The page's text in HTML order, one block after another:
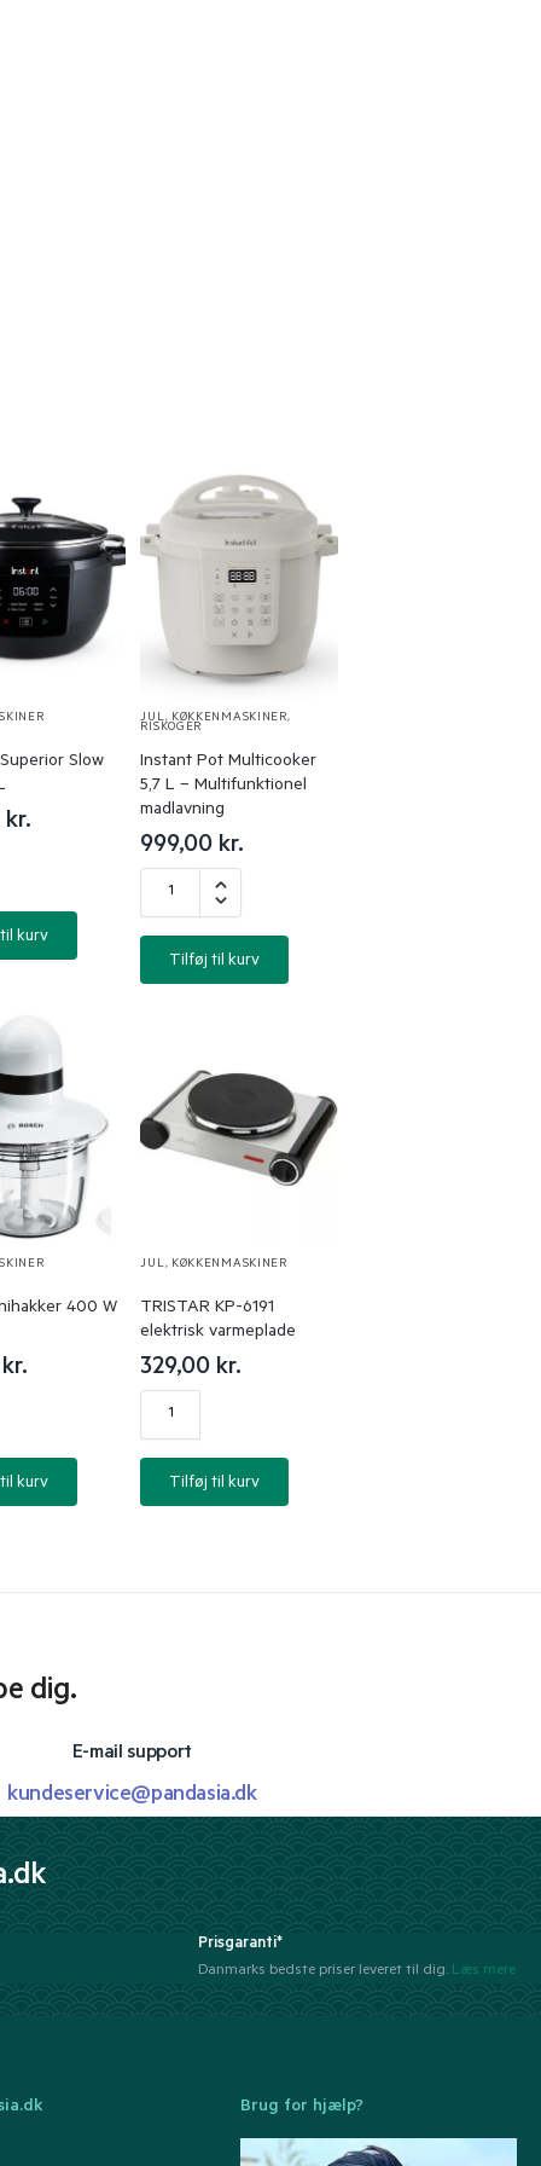
Slow
kr.
kurv
JUL, KØKKENMASKINER,
RISKOGER
Instant Pot Multicooker
5,7 L – Multifunktionel
madlavning
999,00 kr.
Tilføj til kurv
400 W
kr.
kurv
JUL, KØKKENMASKINER
TRISTAR KP-6191
elektrisk varmeplade
329,00 kr.
Tilføj til kurv
dig.
E-mail support
kundeservice@pandasia.dk
Prisgaranti*
Danmarks bedste priser leveret til dig. Læs mere
Brug for hjælp?